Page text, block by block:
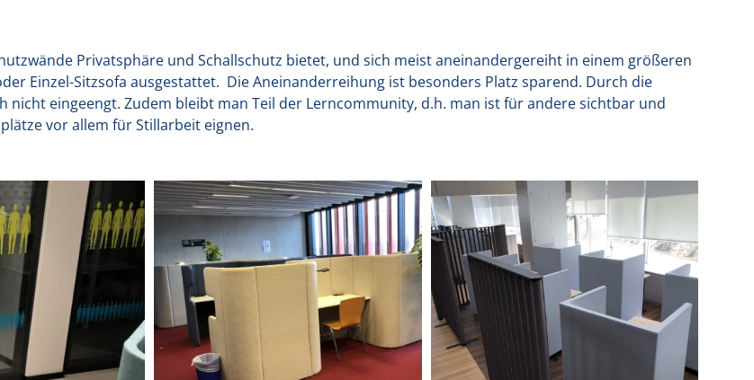
Privatsphäre und Schallschutz bietet, und sich meist aneinandergereiht in einem größeren
Einzel-Sitzsofa ausgestattet. Die Aneinanderreihung ist besonders Platz sparend. Durch die
eingeengt. Zudem bleibt man Teil der Lerncommunity, d.h. man ist für andere sichtbar und
vor allem für Stillarbeit eignen.